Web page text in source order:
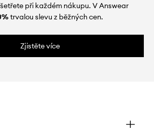
při každém nákupu. V Answear
trvalou slevu z běžných cen.
Zjistěte více